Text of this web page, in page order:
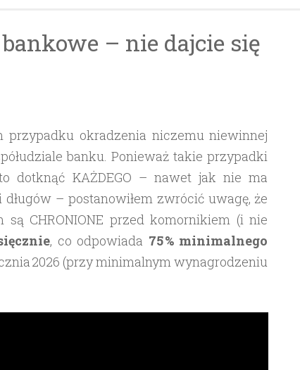
– nie dajcie się
przypadku okradzenia niczemu niewinnej
banku. Ponieważ takie przypadki
dotknąć KAŻDEGO – nawet jak nie ma
– postanowiłem zwrócić uwagę, że
CHRONIONE przed komornikiem (i nie
, co odpowiada 75 % minimalnego
2026 (przy minimalnym wynagrodzeniu